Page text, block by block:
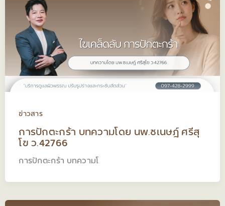
ข่าวสาร
การปักตะกร้า บทความโดย นพ.ชเนษฎ์ ศรีสุ
โข ว.42766
การปักตะกร้า บทความโ